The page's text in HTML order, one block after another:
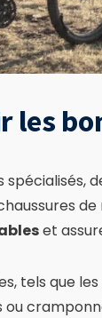
les
spécialisés,
et
tels que